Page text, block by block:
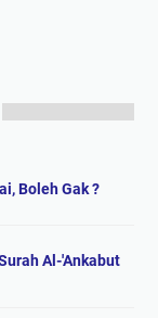
Boleh Gak ?
Al-'Ankabut